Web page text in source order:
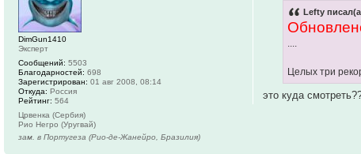
Lefty
Целых три
это куда
DimGun1410
Эксперт
Сообщений: 5503
Благодарностей: 698
Зарегистрирован: 01 авг 2008, 08:14
Откуда: Россия
Рейтинг: 564
Црвенка (Сербия)
Рио Негро (Уругвай)
зам. в Португеза (Рио-де-Жанейро, Бразилия)